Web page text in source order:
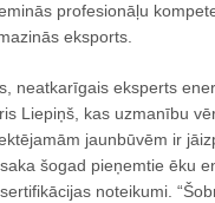
profesionāļu
eksports.
neatkarīgais eksperts
Liepiņš, kas uzmanību
jaunbūvēm ir
šogad pieņemtie ēku
noteikumi.